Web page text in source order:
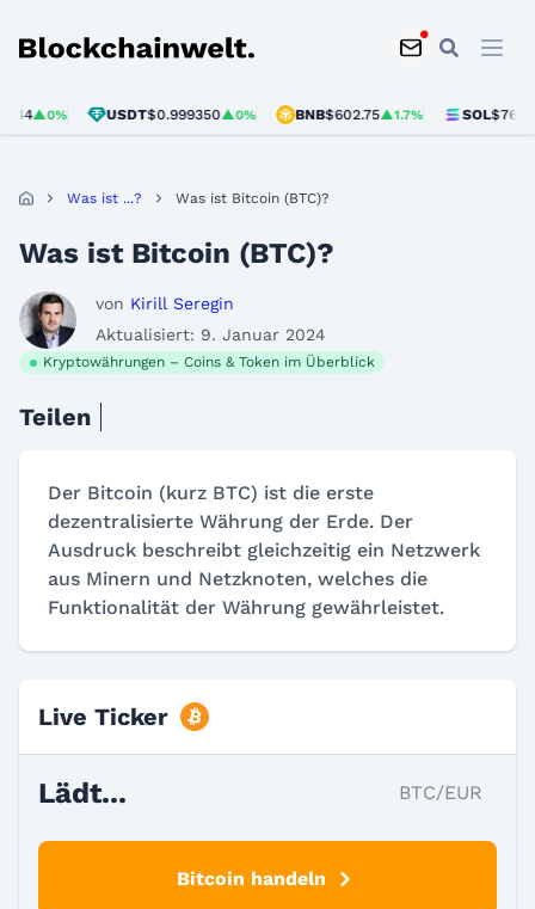
Blockchainwelt
USDT $0.999350▲0% BNB$602.75▲1.7% SOL$76.24▲2.3%
Was ist ...? Was ist Bitcoin (BTC)?
Was ist Bitcoin (BTC)?
von Kirill Seregin
Aktualisiert: 9. Januar 2024
Kryptowährungen – Coins & Token im Überblick
Teilen
Der Bitcoin (kurz BTC) ist die erste
dezentralisierte Währung der Erde. Der
Ausdruck beschreibt gleichzeitig ein Netzwerk
aus Minern und Netzknoten, welches die
Funktionalität der Währung gewährleistet.
Live Ticker
Lädt... BTC/EUR
Bitcoin handeln